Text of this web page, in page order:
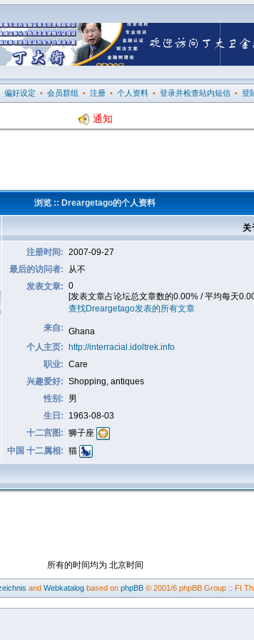
偏好设定 • 会员群组 • 注册 • 个人资料 • 登录并检查站内短信 • 登
通知
浏览 :: Dreargetago的个人资料
注册时间: 2007-09-27
最后的访问者:
从不
发表文章: 0
[发表文章占论坛总文章数的0.00% / 平均每天
查找Dreargetago发表的所有文章
来自: Ghana
个人主页:
http://interracial.idoltrek.info
职业: Care
兴趣爱好: Shopping, antiques
性别:
男
生日:
1963-08-03
十二宫图: 狮子座
中国 十二属相: 猫
所有的时间均为 北京时间
and Webkatalog based on phpBB © 2001/6 phpBB Group :: FI